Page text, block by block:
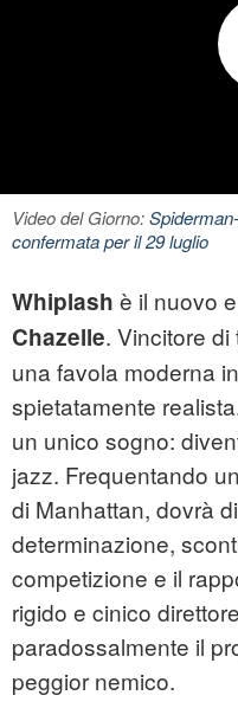
Video del Giorno:
confermata per il 29 luglio
Whiplash è il nuovo
Chazelle. Vincitore
una favola moderna
spietatamente
un unico sogno:
jazz. Frequentando
di Manhattan, dovrà
determinazione,
competizione e il
rigido e cinico
paradossalmente il
peggior nemico.